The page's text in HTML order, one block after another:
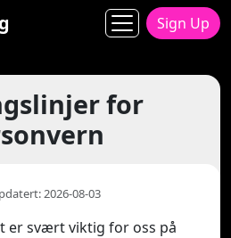
Sign Up
for
2026-08-03
er svært viktig for oss på